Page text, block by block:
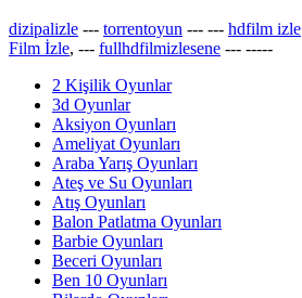
dizipalizle --- torrentoyun --- --- hdfilm izle
Film İzle, --- fullhdfilmizlesene --- -----
2 Kişilik Oyunlar
3d Oyunlar
Aksiyon Oyunları
Ameliyat Oyunları
Araba Yarış Oyunları
Ateş ve Su Oyunları
Atış Oyunları
Balon Patlatma Oyunları
Barbie Oyunları
Beceri Oyunları
Ben 10 Oyunları